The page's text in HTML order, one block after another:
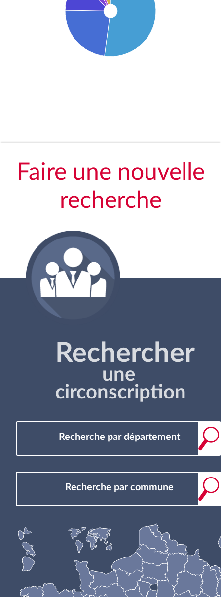
Faire une nouvelle
recherche
Rechercher
une
circonscription
Recherche par département
Recherche par commune